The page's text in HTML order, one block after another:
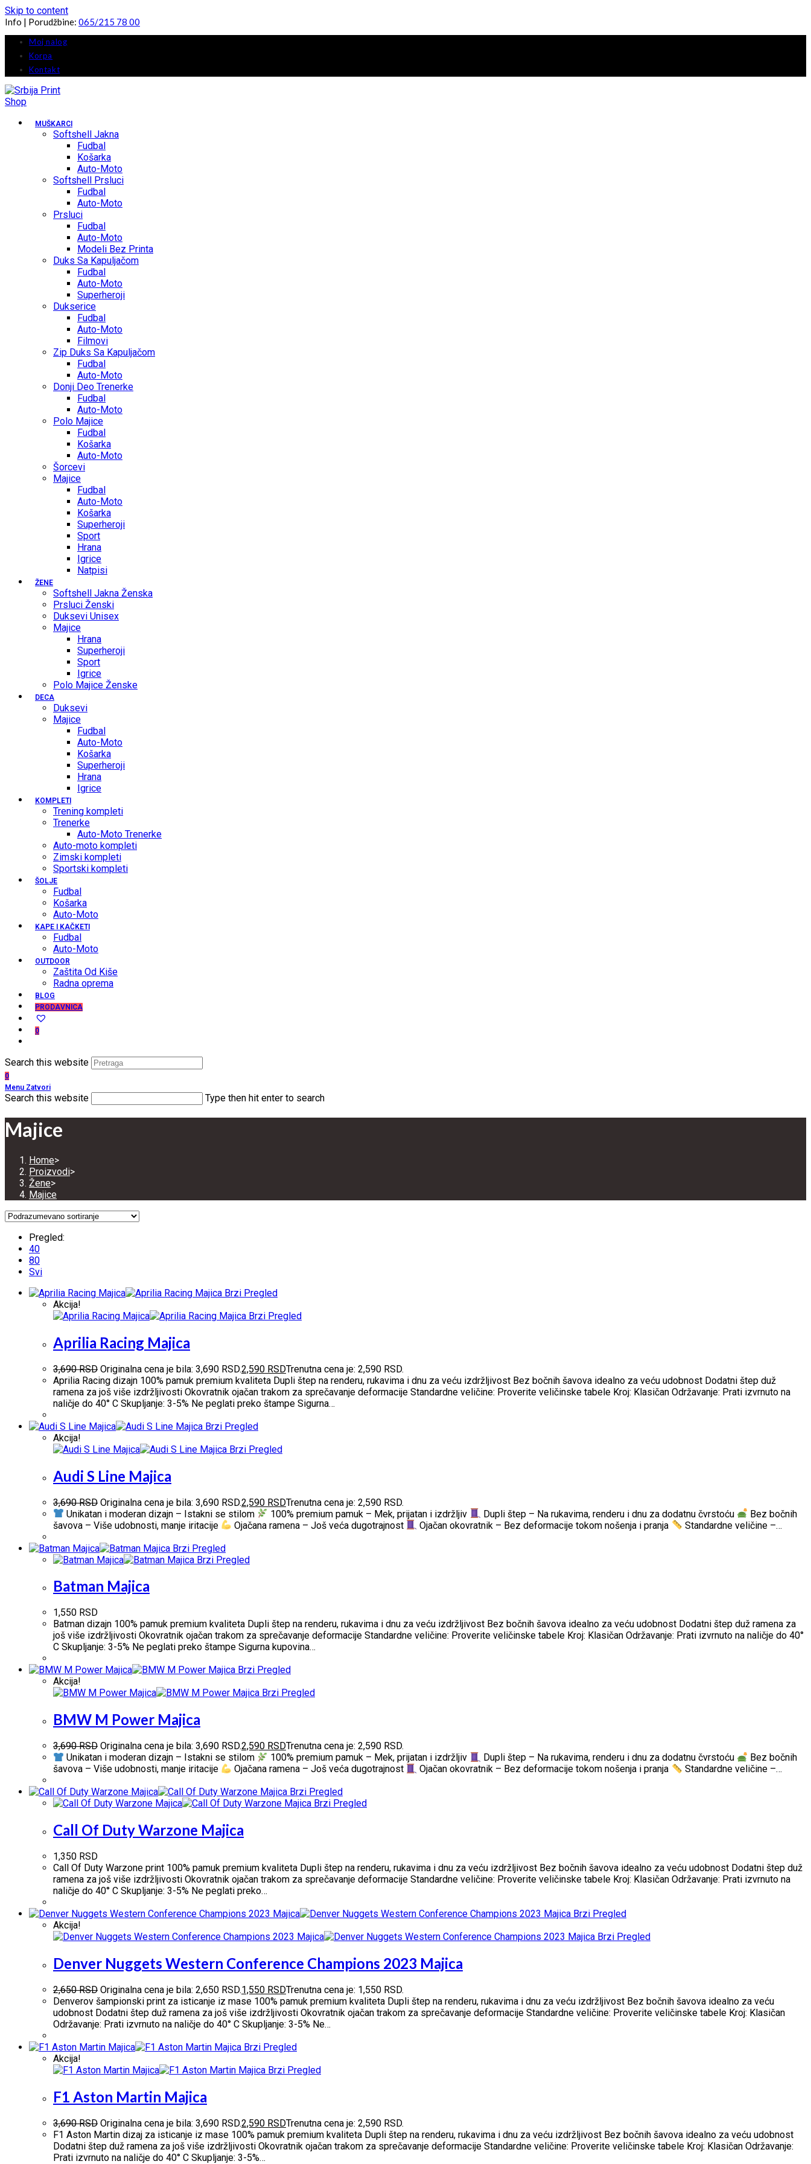
Skip to content
Info | Porudžbine: 065/215 78 00
Moj nalog
Korpa
Kontakt
MUŠKARCI
Softshell Jakna
Fudbal
Košarka
Auto-Moto
Softshell Prsluci
Fudbal
Auto-Moto
Prsluci
Fudbal
Auto-Moto
Modeli Bez Printa
Duks Sa Kapuljačom
Fudbal
Auto-Moto
Superheroji
Dukserice
Fudbal
Auto-Moto
Filmovi
Zip Duks Sa Kapuljačom
Fudbal
Auto-Moto
Donji Deo Trenerke
Fudbal
Auto-Moto
Polo Majice
Fudbal
Košarka
Auto-Moto
Šorcevi
Majice
Fudbal
Auto-Moto
Košarka
Superheroji
Sport
Hrana
Igrice
Natpisi
ŽENE
Softshell Jakna Ženska
Prsluci Ženski
Duksevi Unisex
Majice
Hrana
Superheroji
Sport
Igrice
Polo Majice Ženske
DECA
Duksevi
Majice
Fudbal
Auto-Moto
Košarka
Superheroji
Hrana
Igrice
KOMPLETI
Trening kompleti
Trenerke
Auto-Moto Trenerke
Auto-moto kompleti
Zimski kompleti
Sportski kompleti
ŠOLJE
Fudbal
Košarka
Auto-Moto
KAPE I KAČKETI
Fudbal
Auto-Moto
OUTDOOR
Zaštita Od Kiše
Radna oprema
BLOG
PRODAVNICA
0
Search this website
0
Menu Zatvori
Search this website Type then hit enter to search
Majice
Home>
Proizvodi>
Žene>
Majice
Pregled:
40
80
Svi
Brzi Pregled
Akcija!
Brzi Pregled
Aprilia Racing Majica
3,690RSD Originalna cena je bila: 3,690 RSD.2,590 RSDTrenutna cena je: 2,590 RSD.
Aprilia Racing dizajn 100% pamuk premium kvaliteta Dupli štep na renderu, rukavima i dnu za veću izdržljivost Bez bočnih šavova idealno za veću udobnost Dodatni štep duž
ramena za još više izdržljivosti Okovratnik ojačan trakom za sprečavanje deformacije Standardne veličine: Proverite veličinske tabele Kroj: Klasičan Održavanje: Prati izvrnuto na
naličje do 40° C Skupljanje: 3-5% Ne peglati preko štampe Sigurna…
Brzi Pregled
Akcija!
Brzi Pregled
Audi S Line Majica
3,690RSD Originalna cena je bila: 3,690 RSD.2,590 RSDTrenutna cena je: 2,590 RSD.
Unikatan i moderan dizajn – Istakni se stilom
100% premium pamuk – Mek, prijatan i izdržljiv Dupli štep – Na rukavima, renderu i dnu za dodatnu čvrstoću
Bez bočnih
šavova – Više udobnosti, manje iritacije
Ojačana ramena – Još veća dugotrajnost Ojačan okovratnik – Bez deformacije tokom nošenja i pranja
Standardne veličine –…
Brzi Pregled
Brzi Pregled
Batman Majica
1,550 RSD
Batman dizajn 100% pamuk premium kvaliteta Dupli štep na renderu, rukavima i dnu za veću izdržljivost Bez bočnih šavova idealno za veću udobnost Dodatni štep duž ramena za
još više izdržljivosti Okovratnik ojačan trakom za sprečavanje deformacije Standardne veličine: Proverite veličinske tabele Kroj: Klasičan Održavanje: Prati izvrnuto na naličje do 40°
C Skupljanje: 3-5% Ne peglati preko štampe Sigurna kupovina…
Brzi Pregled
Akcija!
Brzi Pregled
BMW M Power Majica
3,690RSD Originalna cena je bila: 3,690 RSD.2,590 RSDTrenutna cena je: 2,590 RSD.
Unikatan i moderan dizajn – Istakni se stilom
100% premium pamuk – Mek, prijatan i izdržljiv Dupli štep – Na rukavima, renderu i dnu za dodatnu čvrstoću
Bez bočnih
šavova – Više udobnosti, manje iritacije
Ojačana ramena – Još veća dugotrajnost Ojačan okovratnik – Bez deformacije tokom nošenja i pranja
Standardne veličine –…
Brzi Pregled
Brzi Pregled
Call Of Duty Warzone Majica
1,350 RSD
Call Of Duty Warzone print 100% pamuk premium kvaliteta Dupli štep na renderu, rukavima i dnu za veću izdržljivost Bez bočnih šavova idealno za veću udobnost Dodatni štep duž
ramena za još više izdržljivosti Okovratnik ojačan trakom za sprečavanje deformacije Standardne veličine: Proverite veličinske tabele Kroj: Klasičan Održavanje: Prati izvrnuto na
naličje do 40° C Skupljanje: 3-5% Ne peglati preko…
Brzi Pregled
Akcija!
Brzi Pregled
Denver Nuggets Western Conference Champions 2023 Majica
2,650RSD Originalna cena je bila: 2,650 RSD.1,550 RSDTrenutna cena je: 1,550 RSD.
Denverov šampionski print za isticanje iz mase 100% pamuk premium kvaliteta Dupli štep na renderu, rukavima i dnu za veću izdržljivost Bez bočnih šavova idealno za veću
udobnost Dodatni štep duž ramena za još više izdržljivosti Okovratnik ojačan trakom za sprečavanje deformacije Standardne veličine: Proverite veličinske tabele Kroj: Klasičan
Održavanje: Prati izvrnuto na naličje do 40° C Skupljanje: 3-5% Ne…
Brzi Pregled
Akcija!
Brzi Pregled
F1 Aston Martin Majica
3,690RSD Originalna cena je bila: 3,690 RSD.2,590 RSDTrenutna cena je: 2,590 RSD.
F1 Aston Martin dizaj za isticanje iz mase 100% pamuk premium kvaliteta Dupli štep na renderu, rukavima i dnu za veću izdržljivost Bez bočnih šavova idealno za veću udobnost
Dodatni štep duž ramena za još više izdržljivosti Okovratnik ojačan trakom za sprečavanje deformacije Standardne veličine: Proverite veličinske tabele Kroj: Klasičan Održavanje:
Prati izvrnuto na naličje do 40° C Skupljanje: 3-5%…